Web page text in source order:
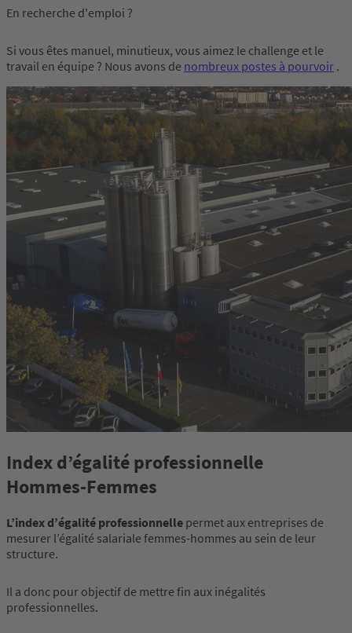
En recherche d'emploi ?
Si vous êtes manuel, minutieux, vous aimez le challenge et le
travail en équipe ? Nous avons de nombreux postes à pourvoir .
Index d’égalité professionnelle
Hommes-Femmes
L’index d’égalité professionnelle permet aux entreprises de
mesurer l’égalité salariale femmes-hommes au sein de leur
structure.
Il a donc pour objectif de mettre fin aux inégalités
professionnelles.